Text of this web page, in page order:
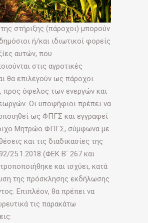
στήριξης (πάροχοι) μπορούν
ή/και ιδιωτικοί φορείς
αυτών, που
στις αγροτικές
θα επιλεγούν ως πάροχοι
προς όφελος των ενεργών και
Οι υποψήφιοι πρέπει να
ως ΦΠΓΣ και εγγραφεί
Μητρώο ΦΠΓΣ, σύμφωνα με
και τις διαδικασίες της
25.1.2018 (ΦΕΚ Β΄ 267 και
και ισχύει, κατά
της πρόσκλησης εκδήλωσης
Επιπλέον, θα πρέπει να
τις παρακάτω